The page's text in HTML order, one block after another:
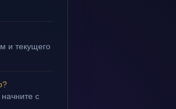
и текущего
с